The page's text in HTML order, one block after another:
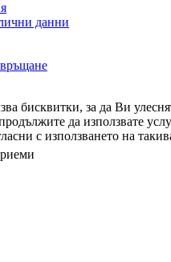
данни
бисквитки, за да Ви
да използвате
с използването на